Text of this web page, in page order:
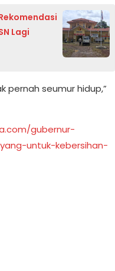
Lagi
pernah seumur hidup,”
gubernur-
untuk-kebersihan-